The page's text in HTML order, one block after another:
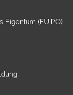
(EUIPO)